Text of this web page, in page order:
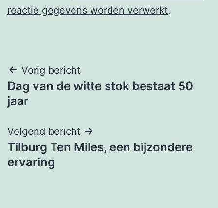
reactie gegevens worden verwerkt.
Berichtnavigatie
Vorig bericht
Dag van de witte stok bestaat 50
jaar
Volgend bericht
Tilburg Ten Miles, een bijzondere
ervaring